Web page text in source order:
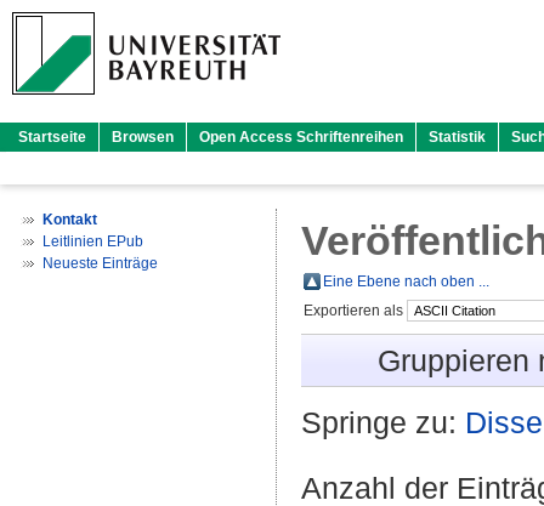
Startseite Browsen Open Access Schriftenreihen Statistik
Kontakt
Leitlinien EPub
Neueste Einträge
Eine Ebene nach oben ...
Exportieren als
Gruppieren
Springe zu:
Anzahl der